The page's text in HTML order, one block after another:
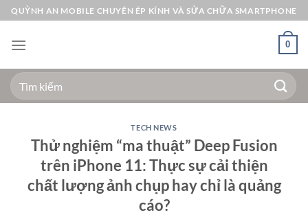
Bỏ
qua
nội
QUỲNH AN MOBILE CHUYÊN ÉP KÍNH VÀ SỬA CHỮA SMARTPHONE
0
Tìm
kiếm:
TECH NEWS
Thử nghiệm “ma thuật” Deep Fusion
trên iPhone 11: Thực sự cải thiện
chất lượng ảnh chụp hay chỉ là quảng
cáo?